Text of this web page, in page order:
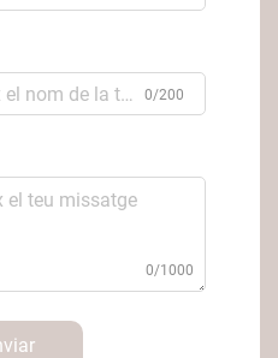
0/200
0/1000